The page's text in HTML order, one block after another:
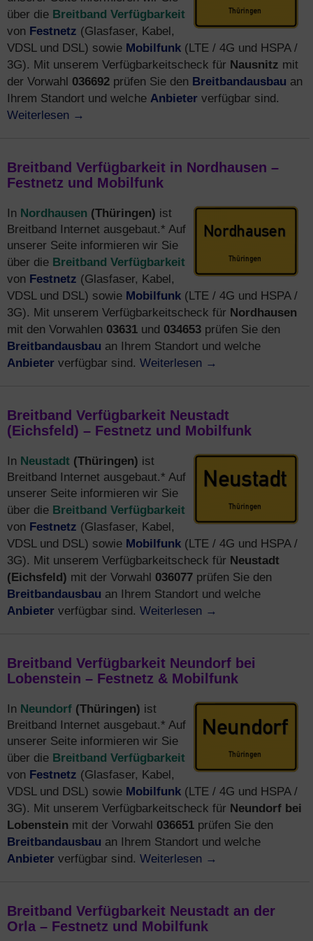
über die Breitband Verfügbarkeit
von Festnetz (Glasfaser, Kabel,
VDSL und DSL) sowie Mobilfunk (LTE / 4G und HSPA /
3G). Mit unserem Verfügbarkeitscheck für Nausnitz mit
der Vorwahl 036692 prüfen Sie den Breitbandausbau an
Ihrem Standort und welche Anbieter verfügbar sind.
Weiterlesen →
Breitband Verfügbarkeit in Nordhausen –
Festnetz und Mobilfunk
In Nordhausen (Thüringen) ist
Breitband Internet ausgebaut.* Auf
unserer Seite informieren wir Sie
über die Breitband Verfügbarkeit
von Festnetz (Glasfaser, Kabel,
VDSL und DSL) sowie Mobilfunk (LTE / 4G und HSPA /
3G). Mit unserem Verfügbarkeitscheck für Nordhausen
mit den Vorwahlen 03631 und 034653 prüfen Sie den
Breitbandausbau an Ihrem Standort und welche
Anbieter verfügbar sind. Weiterlesen →
Breitband Verfügbarkeit Neustadt
(Eichsfeld) – Festnetz und Mobilfunk
In Neustadt (Thüringen) ist
Breitband Internet ausgebaut.* Auf
unserer Seite informieren wir Sie
über die Breitband Verfügbarkeit
von Festnetz (Glasfaser, Kabel,
VDSL und DSL) sowie Mobilfunk (LTE / 4G und HSPA /
3G). Mit unserem Verfügbarkeitscheck für Neustadt
(Eichsfeld) mit der Vorwahl 036077 prüfen Sie den
Breitbandausbau an Ihrem Standort und welche
Anbieter verfügbar sind. Weiterlesen →
Breitband Verfügbarkeit Neundorf bei
Lobenstein – Festnetz & Mobilfunk
In Neundorf (Thüringen) ist
Breitband Internet ausgebaut.* Auf
unserer Seite informieren wir Sie
über die Breitband Verfügbarkeit
von Festnetz (Glasfaser, Kabel,
VDSL und DSL) sowie Mobilfunk (LTE / 4G und HSPA /
3G). Mit unserem Verfügbarkeitscheck für Neundorf bei
Lobenstein mit der Vorwahl 036651 prüfen Sie den
Breitbandausbau an Ihrem Standort und welche
Anbieter verfügbar sind. Weiterlesen →
Breitband Verfügbarkeit Neustadt an der
Orla – Festnetz und Mobilfunk